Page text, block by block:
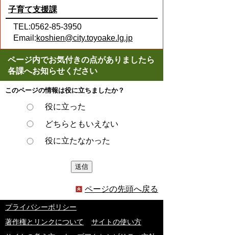
子育て支援課
TEL:0562-85-3950
Email:koshien@city.toyoake.lg.jp
ページ内でお気付きの点がありましたら
各課へお知らせください
このページの情報は役に立ちましたか？
役に立った
どちらともいえない
役に立たなかった
ページの先頭へ戻る
プライバシーポリシー
著作権とリンクについて
サイトの使い方